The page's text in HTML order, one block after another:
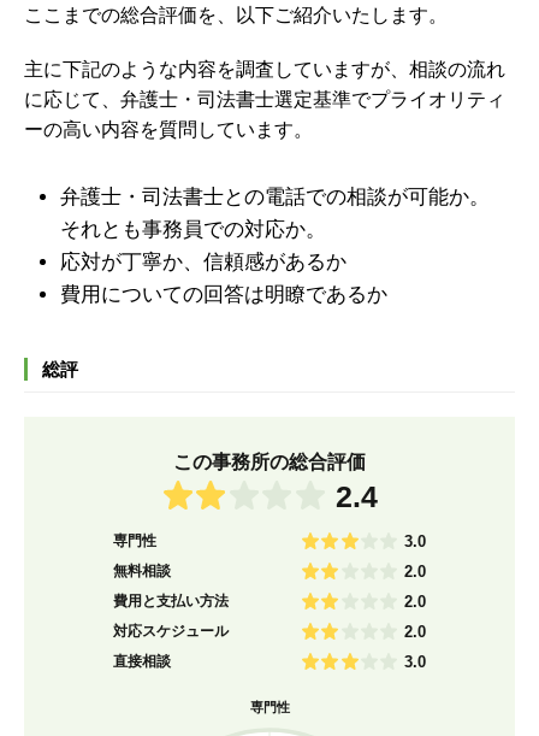
ここまでの総合評価を、以下ご紹介いたします。
主に下記のような内容を調査していますが、 相談の流れ
に応じて、弁護士・司法書士選定基準でプライオリティ
ーの高い内容を質問しています。
弁護士・司法書士との電話での相談が可能か。
それとも事務員での対応か。
応対が丁寧か、信頼感があるか
費用についての回答は明瞭であるか
総評
この事務所の総合評価
2.4
専門性 3.0
無料相談 2.0
費用と支払い方法 2.0
対応スケジュール 2.0
直接相談 3.0
専門性